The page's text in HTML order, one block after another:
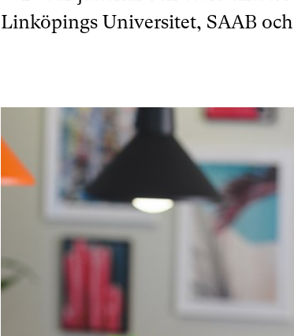
Linköpings Universitet, SAAB